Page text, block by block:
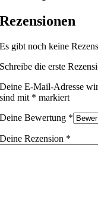
Rezensionen
Es gibt noch keine
Schreibe die erste
Deine E-Mail-Adresse
sind mit * markiert
Deine Bewertung *
Deine Rezension *